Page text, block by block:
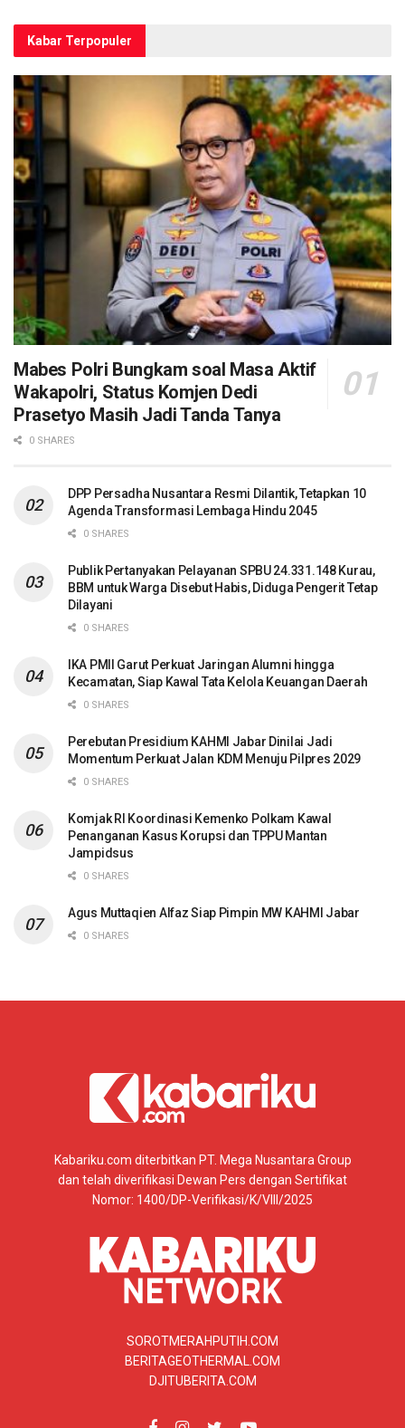
Kabar Terpopuler
Mabes Polri Bungkam soal Masa Aktif
Wakapolri, Status Komjen Dedi
Prasetyo Masih Jadi Tanda Tanya
0 SHARES
DPP Persadha Nusantara Resmi Dilantik, Tetapkan 10
Agenda Transformasi Lembaga Hindu 2045
0 SHARES
Publik Pertanyakan Pelayanan SPBU 24.331.148 Kurau,
BBM untuk Warga Disebut Habis, Diduga Pengerit Tetap
Dilayani
0 SHARES
IKA PMII Garut Perkuat Jaringan Alumni hingga
Kecamatan, Siap Kawal Tata Kelola Keuangan Daerah
0 SHARES
Perebutan Presidium KAHMI Jabar Dinilai Jadi
Momentum Perkuat Jalan KDM Menuju Pilpres 2029
0 SHARES
Komjak RI Koordinasi Kemenko Polkam Kawal
Penanganan Kasus Korupsi dan TPPU Mantan
Jampidsus
0 SHARES
Agus Muttaqien Alfaz Siap Pimpin MW KAHMI Jabar
0 SHARES
Kabariku.com diterbitkan PT. Mega Nusantara Group
dan telah diverifikasi Dewan Pers dengan Sertifikat
Nomor: 1400/DP-Verifikasi/K/VIII/2025
SOROTMERAHPUTIH.COM
BERITAGEOTHERMAL.COM
DJITUBERITA.COM